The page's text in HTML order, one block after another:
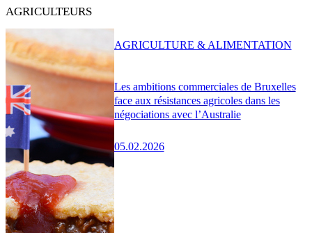
AGRICULTEURS
Les ambitions commerciales de Bruxelles
face aux résistances agricoles dans les
négociations avec l’Australie
05.02.2026
AGRICULTURE & ALIMENTATION